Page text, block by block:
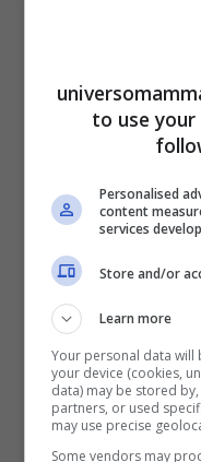
Pagine: 2 3 5
16
to use
Personalised
content
services
Store and/or
Learn more
Your personal data
your device (cookies,
data) may be stored
partners, or used
may use precise
Some vendors may